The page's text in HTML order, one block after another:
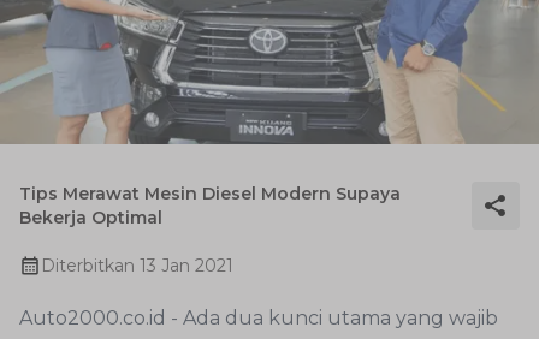
Tips Merawat Mesin Diesel Modern Supaya
Bekerja Optimal
Diterbitkan 13 Jan 2021
Auto2000.co.id - Ada dua kunci utama yang wajib